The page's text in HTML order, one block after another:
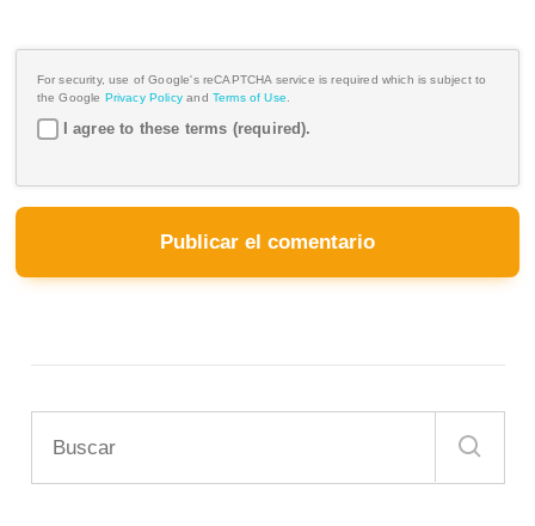
For security, use of Google's reCAPTCHA service is required which is subject to
the Google Privacy Policy and Terms of Use
I agree to these terms (required).